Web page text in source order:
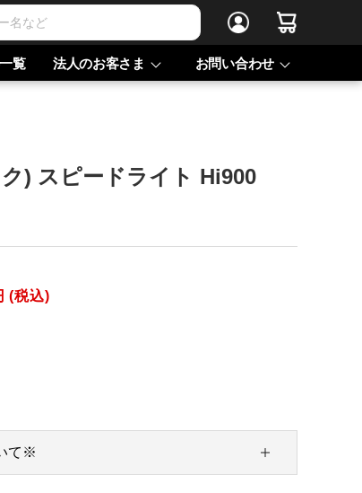
覧 法人のお客さま お問い合わせ
) スピードライト Hi900
(税込)
て※